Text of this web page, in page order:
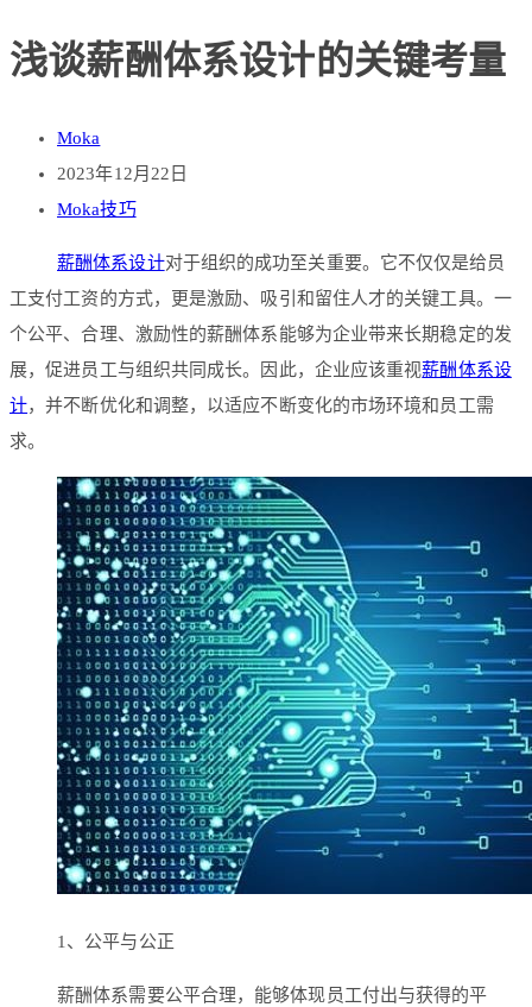
浅谈薪酬体系设计的关键考量
Moka
2023年12月22日
Moka技巧
薪酬体系设计对于组织的成功至关重要。它不仅仅是给员
工支付工资的方式，更是激励、吸引和留住人才的关键工具。一
个公平、合理、激励性的薪酬体系能够为企业带来长期稳定的发
展，促进员工与组织共同成长。因此，企业应该重视薪酬体系设
计，并不断优化和调整，以适应不断变化的市场环境和员工需
求。
1、公平与公正
薪酬体系需要公平合理，能够体现员工付出与获得的平